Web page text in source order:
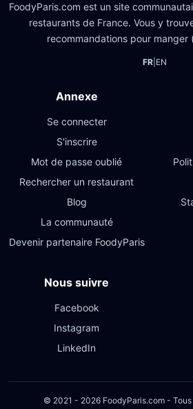
FoodyParis.com est un site
restaurants de France. Vous y
recommandations pour manger
FR| EN
Annexe
Se connecter
S'inscrire
Mot de passe oublié
Rechercher un restaurant
Blog
La communauté
Devenir partenaire FoodyParis
Nous suivre
Facebook
Instagram
LinkedIn
© 2021 - 2026 FoodyParis.com -